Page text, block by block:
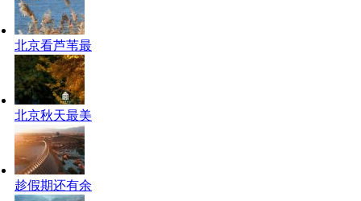
北京看芦苇最
北京秋天最美
趁假期还有余